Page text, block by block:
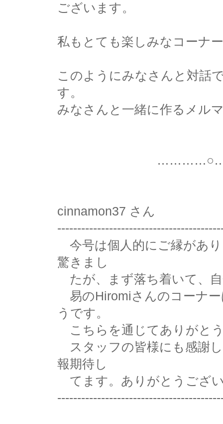
ございます。
私もとても楽しみなコーナ
このようにみなさんと対話
す。
みなさんと一緒に作るメル
cinnamon37 さん
今号は個人的にご縁があ
驚きまし
たが、まず落ち着いて、
易のHiromiさんのコーナ
うです。
こちらを通じてありがと
スタッフの皆様にも感謝
報期待し
てます。ありがとうござ